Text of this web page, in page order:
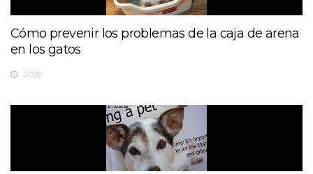
Cómo prevenir los problemas de la caja de arena
en los gatos
2019